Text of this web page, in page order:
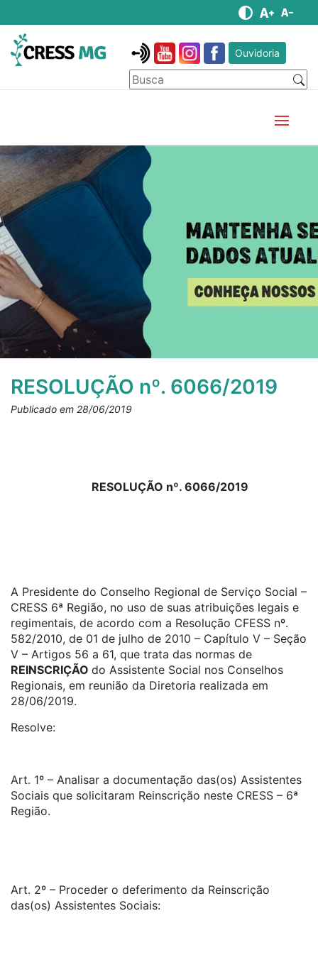
Ouvidoria
RESOLUÇÃO nº. 6066/2019
Publicado em 28/06/2019
RESOLUÇÃO nº. 6066/2019
A Presidente do Conselho Regional de Serviço Social –
CRESS 6ª Região, no uso de suas atribuições legais e
regimentais, de acordo com a Resolução CFESS nº.
582/2010, de 01 de julho de 2010 – Capítulo V – Seção
V – Artigos 56 a 61, que trata das normas de
REINSCRIÇÃO do Assistente Social nos Conselhos
Regionais, em reunião da Diretoria realizada em
28/06/2019.
Resolve:
Art. 1º – Analisar a documentação das(os) Assistentes
Sociais que solicitaram Reinscrição neste CRESS – 6ª
Região.
Art. 2º – Proceder o deferimento da Reinscrição
das(os) Assistentes Sociais: